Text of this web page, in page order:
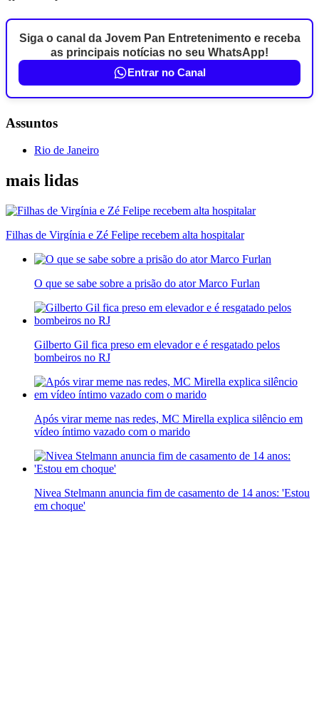
Siga o canal da Jovem Pan Entretenimento e receba
as principais notícias no seu WhatsApp!
Entrar no Canal
Assuntos
Rio de Janeiro
mais lidas
Filhas de Virgínia e Zé Felipe recebem alta hospitalar
O que se sabe sobre a prisão do ator Marco Furlan
Gilberto Gil fica preso em elevador e é resgatado pelos
bombeiros no RJ
Após virar meme nas redes, MC Mirella explica silêncio em
vídeo íntimo vazado com o marido
Nivea Stelmann anuncia fim de casamento de 14 anos: 'Estou
em choque'